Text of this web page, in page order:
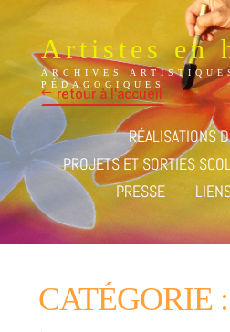
Artistes en
ARCHIVES
PÉDAGOGIQUES
retour à l'accueil
RÉALISATIONS
PROJETS ET SORTIES
PRESSE
CATÉGORIE :